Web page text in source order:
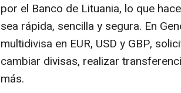
por el Banco de Lituania, lo que
sea rápida, sencilla y segura. En
multidivisa en EUR, USD y GBP,
cambiar divisas, realizar
más.